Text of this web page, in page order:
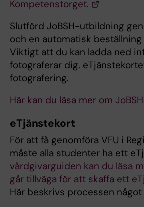
Kompetenstorget.
Slutförd JoBSH-utbildning
och en automatisk
Viktigt att du kan ladda ned
fotograferar dig.
fotografering.
Här kan du läsa mer om JoBSH
eTjänstekort
För att få genomföra VFU i
måste alla studenter ha ett
vårdgivarguiden kan du läsa
går tillväga för att skaffa ett
Här beskrivs processen